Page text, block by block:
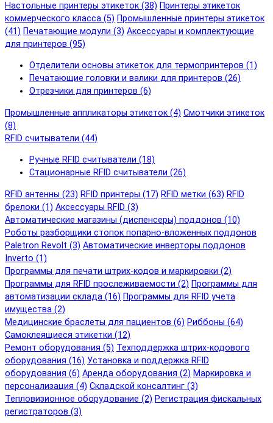
Настольные принтеры этикеток (38) Принтеры этикеток
коммерческого класса (5) Промышленные принтеры этикеток
(41) Печатающие модули (3) Аксессуары и комплектующие
для принтеров (95)
Отделители основы этикеток для термопринтеров (1)
Печатающие головки и валики для принтеров (26)
Отрезчики для принтеров (6)
Промышленные аппликаторы этикеток (4) Смотчики этикеток
(8)
RFID cчитыватели (44)
Ручные RFID cчитыватели (18)
Стационарные RFID cчитыватели (26)
RFID антенны (23) RFID принтеры (17) RFID метки (63) RFID
брелоки (1) Аксессуары RFID (3)
Автоматические магазины (диспенсеры) поддонов (10)
Роботы разборщики стопок попарно-вложенных поддонов
Paletron Revolt (3) Автоматические инверторы поддонов
Inverto (1)
Программы для печати штрих-кодов и маркировки (2)
Программы для RFID прослеживаемости (2) Программы для
автоматизации склада (16) Программы для RFID учета
имущества (2)
Медицинские браслеты для пациентов (6) Риббоны (64)
Самоклеящиеся этикетки (12)
Ремонт оборудования (5) Техподдержка штрих-кодового
оборудования (16) Установка и поддержка RFID
оборудования (6) Аренда оборудования (2) Маркировка и
персонализация (4) Складской консалтинг (3)
Тепловизионное оборудование (2) Регистрация фискальных
регистраторов (3)